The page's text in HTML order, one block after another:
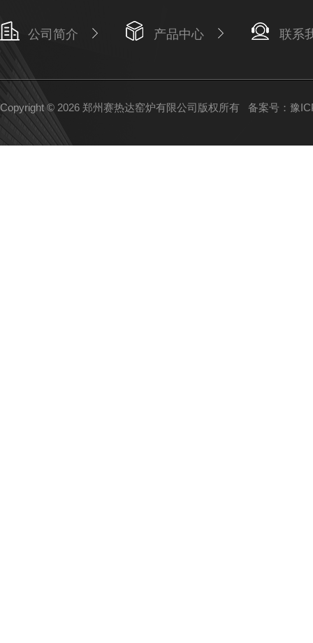
公司简介 产品中心 联系
Copyright © 2026 郑州赛热达窑炉有限公司版权所有 备案号：豫